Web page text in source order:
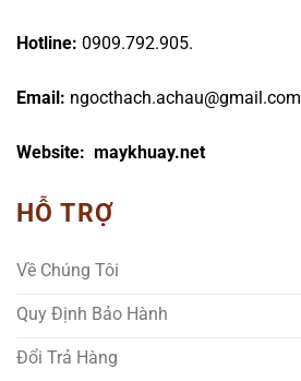
Hotline: 0909.792.905.
Email: ngocthach.achau@gmail.com
Website: maykhuay.net
HỖ TRỢ
Về Chúng Tôi
Quy Định Bảo Hành
Đổi Trả Hàng